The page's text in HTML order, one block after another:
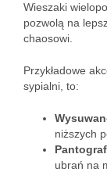
Wieszaki
pozwolą na
chaosowi.
Przykładowe
sypialni, to:
niższych
ubrań na